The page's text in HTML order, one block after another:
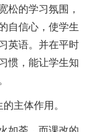
松的学习氛围，
自信心，使学生
英语。并在平时
惯，能让学生知
主体作用。